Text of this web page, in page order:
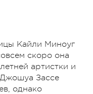
Кайли Миноуг
скоро она
артистки и
Джошуа Зассе
однако